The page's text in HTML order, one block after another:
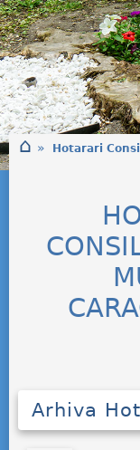
⌂ » Hotarari
Arhiva